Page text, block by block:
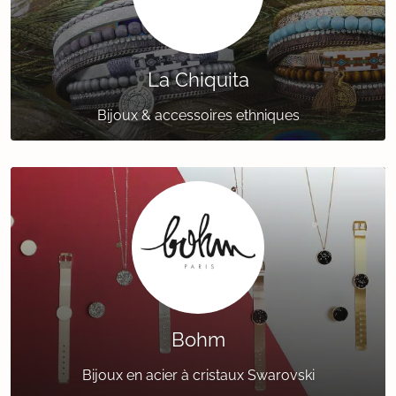
La Chiquita
Bijoux & accessoires ethniques
Bohm
Bijoux en acier à cristaux Swarovski